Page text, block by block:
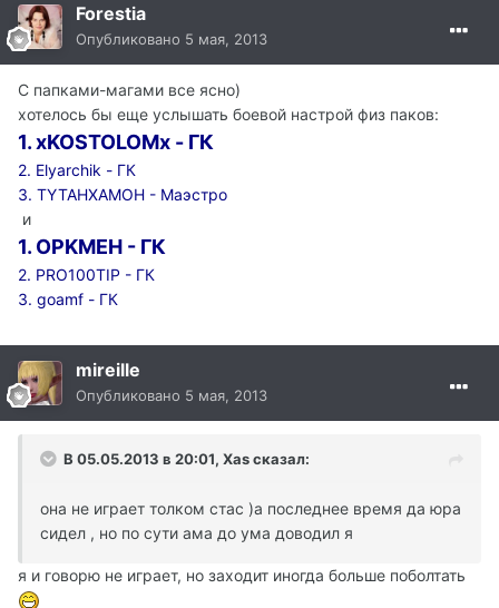
Forestia
Опубликовано 5 мая, 2013
С папками-магами все ясно)
хотелось бы еще услышать боевой настрой физ паков:
1. xKOSTOLOMx - ГК
2. Elyarchik - ГК
3. TYTAHXAMOH - Маэстро
и
1. OPKMEH - ГК
2. PRO100TIP - ГК
3. goamf - ГК
mireille
Опубликовано 5 мая, 2013
В 05.05.2013 в 20:01, Xas сказал:
она не играет толком стас )а последнее время да юра
сидел , но по сути ама до ума доводил я
я и говорю не играет, но заходит иногда больше поболтать